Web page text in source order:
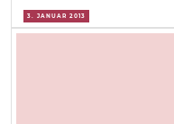
3. JANUAR 2013